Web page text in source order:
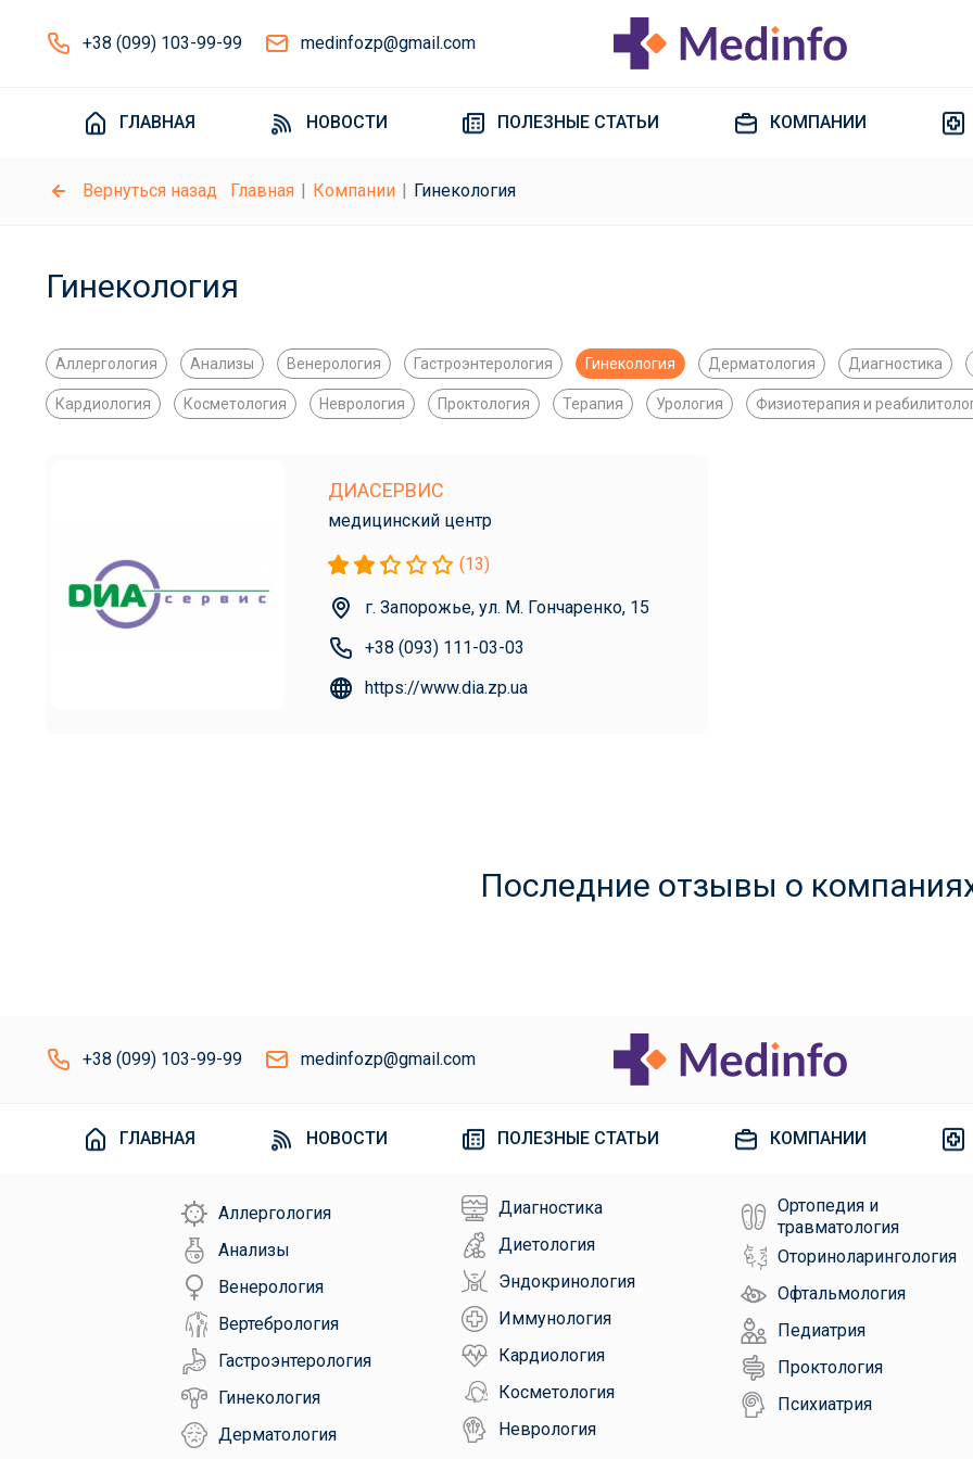
+38 (099) 103-99-99 medinfozp@gmail.com
ГЛАВНАЯ НОВОСТИ ПОЛЕЗНЫЕ СТАТЬИ КОМПАНИИ
Вернуться назад Главная Компании Гинекология
Гинекология
Аллергология Анализы Венерология Гастроэнтерология Гинекология Дерматология Диагностика
Кардиология Косметология Неврология Проктология Терапия Урология Физиотерапия и
ДИАСЕРВИС
медицинский центр
(13)
г. Запорожье, ул. М. Гончаренко, 15
+38 (093) 111-03-03
https://www.dia.zp.ua
Последние отзывы о
+38 (099) 103-99-99 medinfozp@gmail.com
ГЛАВНАЯ НОВОСТИ ПОЛЕЗНЫЕ СТАТЬИ КОМПАНИИ
Аллергология
Анализы
Венерология
Вертебрология
Гастроэнтерология
Гинекология
Дерматология
Диагностика
Диетология
Эндокринология
Иммунология
Кардиология
Косметология
Неврология
Ортопедия и
травматология
Оториноларингология
Офтальмология
Педиатрия
Проктология
Психиатрия